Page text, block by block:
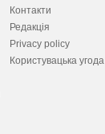
Контакти
Редакція
Privacy policy
Користувацька угода